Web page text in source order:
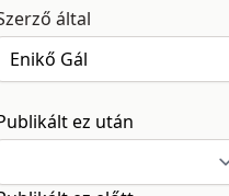
által
ez után